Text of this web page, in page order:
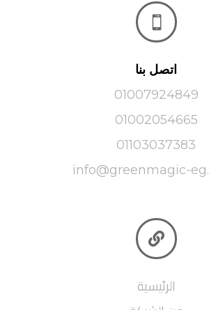

اتصل بنا
01007924849
01002054665
01103037383
info@greenmagic-

الرئيسية